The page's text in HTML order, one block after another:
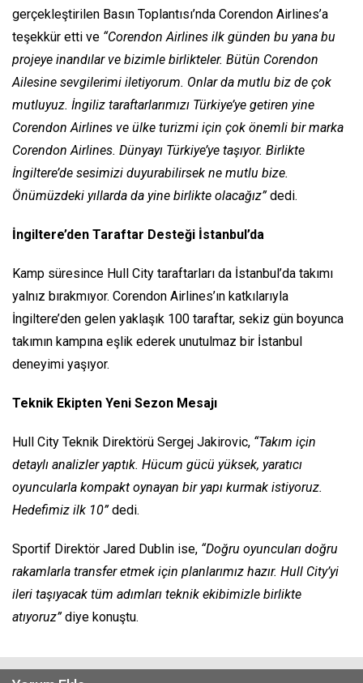
gerçekleştirilen Basın Toplantısı’nda Corendon Airlines’a
teşekkür etti ve “Corendon Airlines ilk günden bu yana bu
projeye inandılar ve bizimle birlikteler. Bütün Corendon
Ailesine sevgilerimi iletiyorum. Onlar da mutlu biz de çok
mutluyuz. İngiliz taraftarlarımızı Türkiye’ye getiren yine
Corendon Airlines ve ülke turizmi için çok önemli bir marka
Corendon Airlines. Dünyayı Türkiye’ye taşıyor. Birlikte
İngiltere’de sesimizi duyurabilirsek ne mutlu bize.
Önümüzdeki yıllarda da yine birlikte olacağız”dedi.
İngiltere’den Taraftar Desteği İstanbul’da
Kamp süresince Hull City taraftarları da İstanbul’da takımı
yalnız bırakmıyor. Corendon Airlines’ın katkılarıyla
İngiltere’den gelen yaklaşık 100 taraftar, sekiz gün boyunca
takımın kampına eşlik ederek unutulmaz bir İstanbul
deneyimi yaşıyor.
Teknik Ekipten Yeni Sezon Mesajı
Hull City Teknik Direktörü Sergej Jakirovic, “Takım için
detaylı analizler yaptık. Hücum gücü yüksek, yaratıcı
oyuncularla kompakt oynayan bir yapı kurmak istiyoruz.
Hedefimiz ilk 10”dedi.
Sportif Direktör Jared Dublin ise, “Doğru oyuncuları doğru
rakamlarla transfer etmek için planlarımız hazır. Hull City’yi
ileri taşıyacak tüm adımları teknik ekibimizle birlikte
atıyoruz”diye konuştu.